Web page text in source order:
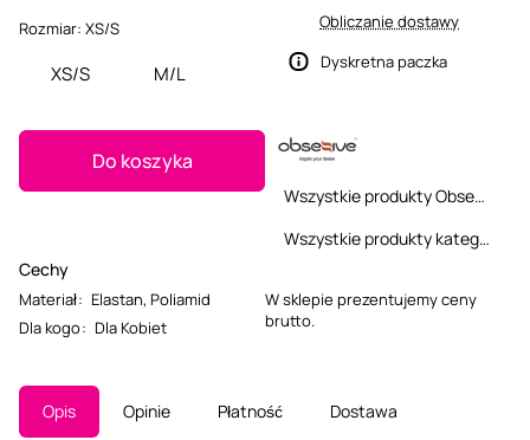
Rozmiar: XS/S
XS/S M/L
Do koszyka
Cechy
Materiał: Elastan, Poliamid
Dla kogo: Dla Kobiet
Obliczanie dostawy
Dyskretna paczka
Wszystkie produkty Obsessive
Wszystkie produkty kategorii
W sklepie prezentujemy ceny
brutto.
Opis Opinie Płatność Dostawa